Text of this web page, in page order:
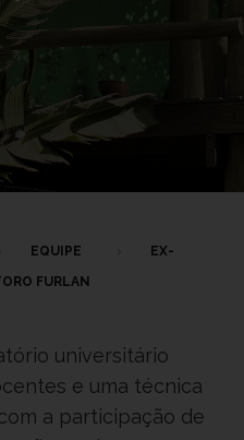
EQUIPE
EX-
FURLAN
universitário
e uma técnica
a participação de